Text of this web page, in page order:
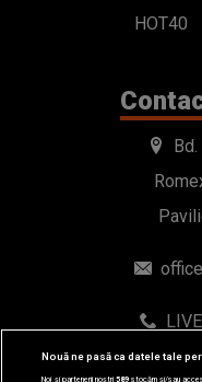
HOT40
Nouă ne pasă ca datele tale
Noi și partenerii noștri589stocăm și/sau